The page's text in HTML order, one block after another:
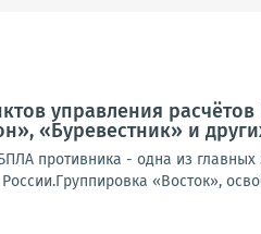
управления
«Буревестник» и
противника - одна из
«Восток»,